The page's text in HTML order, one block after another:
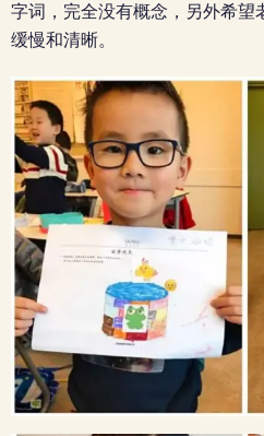
字词，完全没有概念，另外希望
缓慢和清晰。